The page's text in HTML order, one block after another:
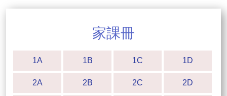
家課冊
1A 1B 1C 1D
2A 2B 2C 2D